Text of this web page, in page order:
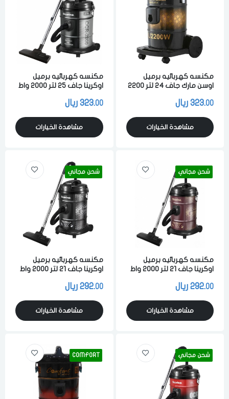
مكنسه كهربائيه برميل
اوسن مارك جاف 24 لتر 2200
اسود ذهبي
323.00 ريال
مشاهدة الخيارات
مكنسه كهربائيه برميل
اوكرينا جاف 25 لتر 2000 واط
والسوائل اسود
323.00 ريال
مشاهدة الخيارات
شحن مجاني
مكنسه كهربائيه برميل
اوكرينا جاف 21 لتر 2000 واط
والسوائل عنابي
292.00 ريال
مشاهدة الخيارات
شحن مجاني
مكنسه كهربائيه برميل
اوكرينا جاف 21 لتر 2000 واط
292.00 ريال
مشاهدة الخيارات
شحن مجاني COMFORT الدخول تسجيل
رقم الجوال*
اختر المدينة